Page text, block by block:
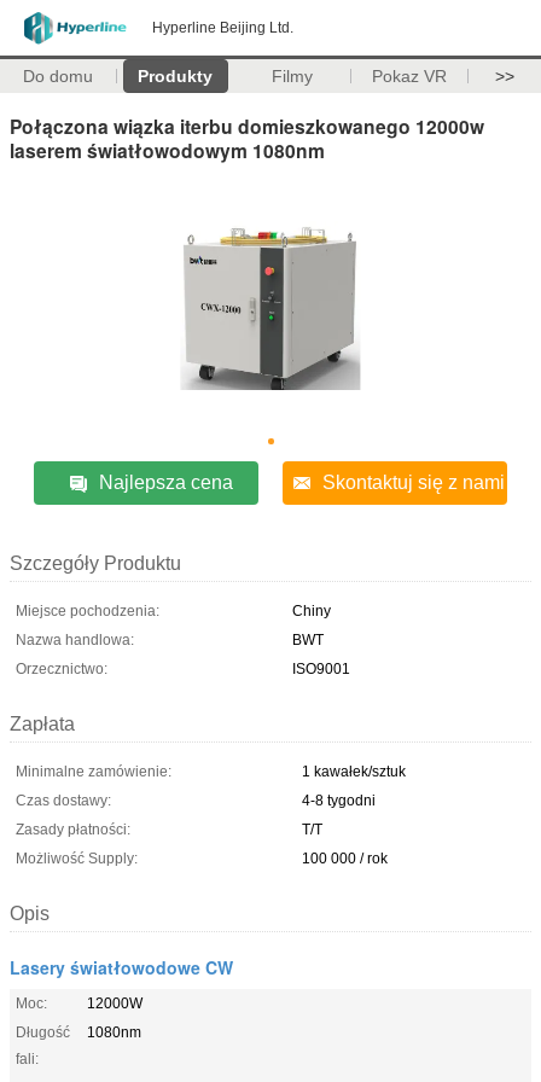
Hyperline Beijing Ltd.
Do domu Produkty Filmy Pokaz VR >>
Połączona wiązka iterbu domieszkowanego 12000w
laserem światłowodowym 1080nm
Najlepsza cena Skontaktuj się z nami
Szczegóły Produktu
Miejsce pochodzenia:
Chiny
Nazwa handlowa:
BWT
Orzecznictwo:
ISO9001
Zapłata
Minimalne zamówienie:
1 kawałek/sztuk
Czas dostawy:
4-8 tygodni
Zasady płatności:
T/T
Możliwość Supply:
100 000 / rok
Opis
Lasery światłowodowe CW
Moc:
12000W
Długość
fali:
1080nm